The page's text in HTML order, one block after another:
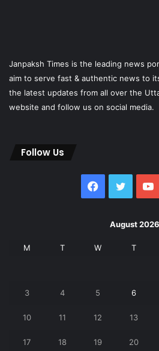
Janpaksh Times is the leading news
aim to serve fast & authentic news to
the latest updates from all over the
website and follow us on social media.
Follow Us
Facebook
Twitter
August 2026
M T W T
3 4 5 6
10 11 12 13
17 18 19 20